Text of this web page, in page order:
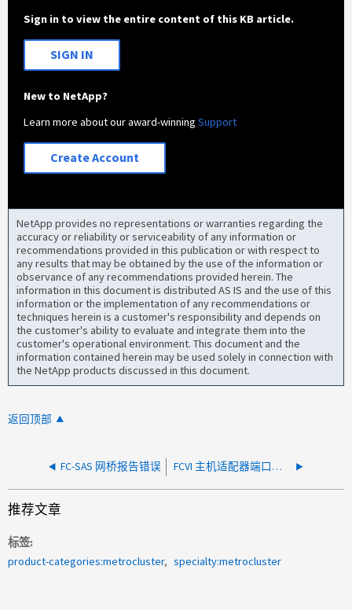
Sign in to view the entire content of this KB article.
SIGN IN
New to NetApp?
Learn more about our award-winningSupport
Create Account
NetApp provides no representations or warranties regarding the
accuracy or reliability or serviceability of any information or
recommendations provided in this publication or with respect to
any results that may be obtained by the use of the information or
observance of any recommendations provided herein. The
information in this document is distributed AS IS and the use of this
information or the implementation of any recommendations or
techniques herein is a customer's responsibility and depends on
the customer's ability to evaluate and integrate them into the
customer's operational environment. This document and the
information contained herein may be used solely in connection with
the NetApp products discussed in this document.
返回顶部
FC-SAS 网桥报告错误 FCVI 主机适配器端口未知
推荐文章
标签
product-categories:metrocluster
specialty:metrocluster